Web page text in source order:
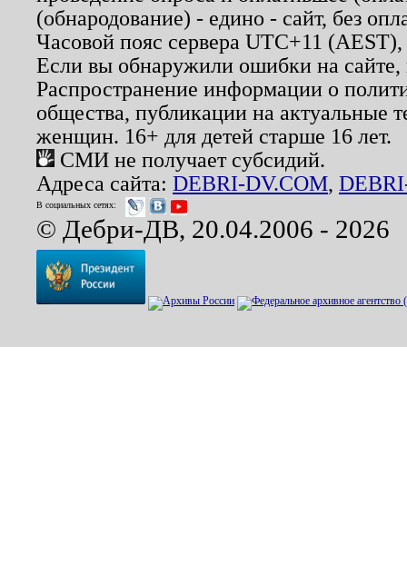
(обнародование) - едино - сайт, без
Часовой пояс сервера UTC+11
Если вы обнаружили ошибки на
Распространение информации о
общества, публикации на актуальные
женщин. 16+ для детей старше 16 лет.
СМИ не получает субсидий.
Адреса сайта: DEBRI-DV.COM,
В социальных сетях:
© Дебри-ДВ, 20.04.2006 - 2026